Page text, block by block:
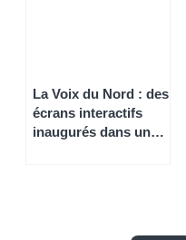
La Voix du Nord : des
écrans interactifs
inaugurés dans une